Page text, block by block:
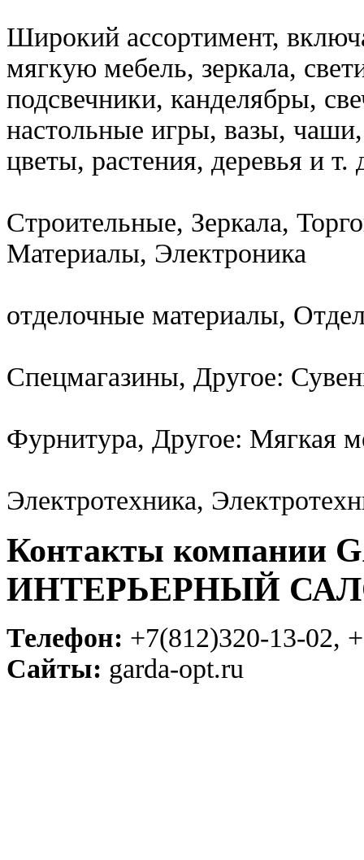
Широкий ассортимент,
мягкую мебель, зеркала,
подсвечники, канделябры,
настольные игры, вазы,
цветы, растения, деревья и т.
Строительные, Зеркала,
Материалы, Электроника
отделочные материалы,
Спецмагазины, Другое:
Фурнитура, Другое: Мягкая
Электротехника,
Контакты компании
ИНТЕРЬЕРНЫЙ
Телефон: +7(812)320-13-02,
Сайты: garda-opt.ru